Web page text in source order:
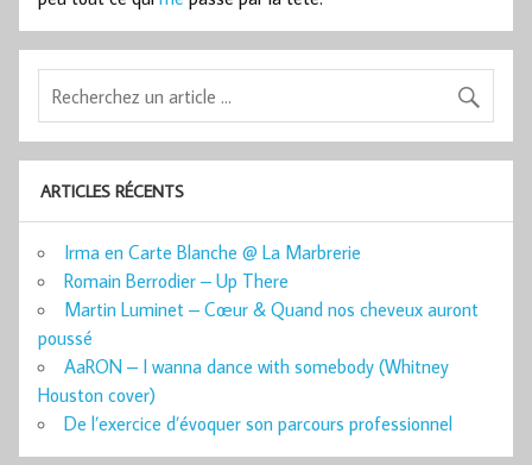
ARTICLES RÉCENTS
Irma en Carte Blanche @ La Marbrerie
Romain Berrodier – Up There
Martin Luminet – Cœur & Quand nos cheveux auront
poussé
AaRON – I wanna dance with somebody (Whitney
Houston cover)
De l’exercice d’évoquer son parcours professionnel